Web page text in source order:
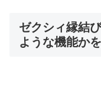
ゼクシィ縁結
ような機能か